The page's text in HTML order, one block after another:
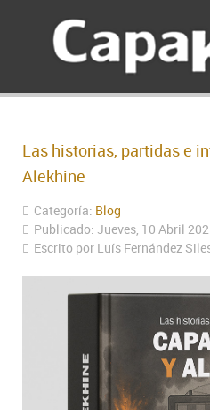
Las historias, partidas e
Alekhine
Categoría: Blog
Publicado: Jueves, 10 Abril
Escrito por Luís Fernández